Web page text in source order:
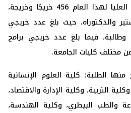
وبلغ عدد خريجي الدراسات العليا لهذا العام 456 خريجًا وخريجة،
والدكتوراه، حيث بلغ عدد خريجي
371 طالبًا وطالبة، فيما بلغ عدد خريجي برامج
الطلبة: كلية العلوم الإنسانية
التربية، وكلية الإدارة والاقتصاد،
والطب البيطري، وكلية الهندسة،